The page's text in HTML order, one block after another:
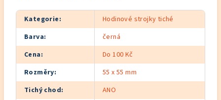
Kategorie:
Hodinové strojky tiché
Barva:
černá
Cena:
Do 100 Kč
Rozměry:
55 x 55 mm
Tichý chod:
ANO